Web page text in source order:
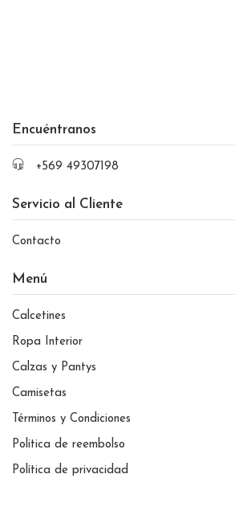
Encuéntranos
+569 49307198
Servicio al Cliente
Contacto
Menú
Calcetines
Ropa Interior
Calzas y Pantys
Camisetas
Términos y Condiciones
Politica de reembolso
Política de privacidad